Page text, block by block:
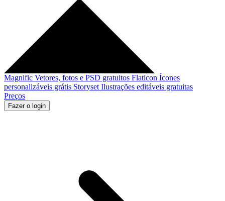
Magnific Vetores, fotos e PSD gratuitos Flaticon Ícones
personalizáveis grátis Storyset Ilustrações editáveis gratuitas
Preços
Fazer o login